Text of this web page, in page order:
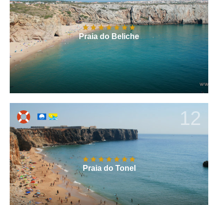
Praia do Beliche
12
Praia do Tonel